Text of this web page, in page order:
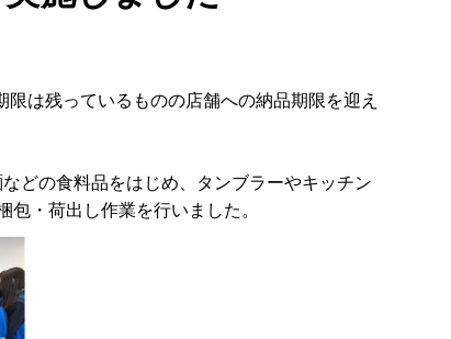
は残っているものの店舗への納品期限を迎え
どの食料品をはじめ、タンブラーやキッチン
・荷出し作業を行いました。